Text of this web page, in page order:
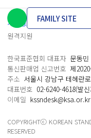
개인정보처리방침 이용약관
원격지원
FAMILY SITE
한국표준협회 대표자 문동민
통신판매업 신고번호 제
주소 서울시 강남구 테헤란
대표번호 02-6240-4618(발
이메일 kssndesk@ksa.or.kr
COPYRIGHTⓒ KOREAN
RESERVED